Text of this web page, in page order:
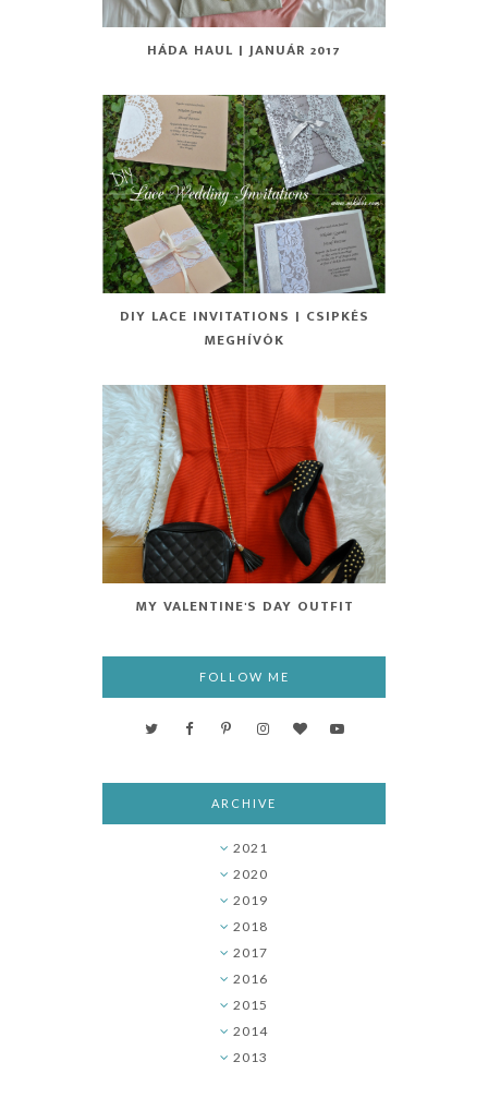
HÁDA HAUL | JANUÁR 2017
DIY LACE INVITATIONS | CSIPKÉS
MEGHÍVÓK
MY VALENTINE'S DAY OUTFIT
FOLLOW ME
ARCHIVE
►2021
►2020
►2019
►2018
►2017
►2016
▼2015
►2014
►2013